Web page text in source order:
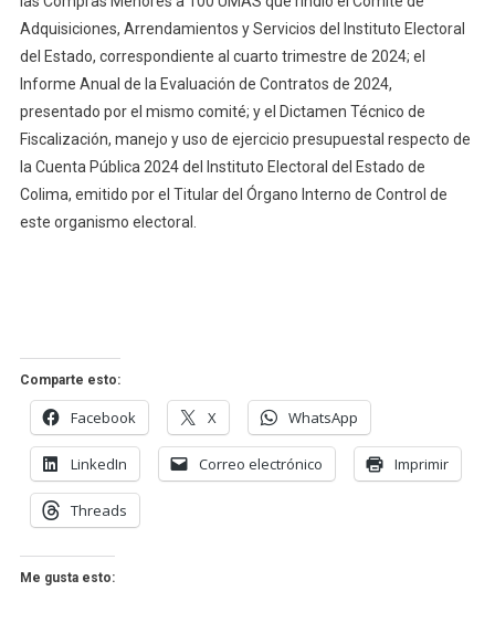
Adquisiciones, Arrendamientos y Servicios del Instituto Electoral
del Estado, correspondiente al cuarto trimestre de 2024; el
Informe Anual de la Evaluación de Contratos de 2024,
presentado por el mismo comité; y el Dictamen Técnico de
Fiscalización, manejo y uso de ejercicio presupuestal respecto de
la Cuenta Pública 2024 del Instituto Electoral del Estado de
Colima, emitido por el Titular del Órgano Interno de Control de
este organismo electoral.
Comparte esto:
Facebook X WhatsApp
LinkedIn Correo electrónico Imprimir
Threads
Me gusta esto: